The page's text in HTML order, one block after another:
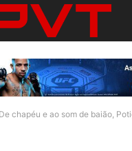
De chapéu e ao som de baião,